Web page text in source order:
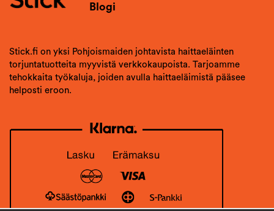
Blogi
Stick.fi on yksi Pohjoismaiden johtavista haittaeläinten
torjuntatuotteita myyvistä verkkokaupoista. Tarjoamme
tehokkaita työkaluja, joiden avulla haittaeläimistä pääsee
helposti eroon.